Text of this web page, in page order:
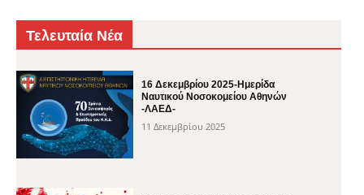
Τελευταία Νέα
16 Δεκεμβρίου 2025-Ημερίδα
Ναυτικού Νοσοκομείου Αθηνών
-ΛΑΕΔ-
11 Δεκεμβρίου 2025